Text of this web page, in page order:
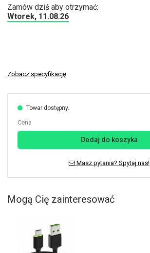
Zamów dziś aby otrzymać:
Wtorek, 11.08.26
Zobacz specyfikację
Towar dostępny.
Cena
Dodaj do koszyka
Masz pytania? Spytaj nas!
Mogą Cię zainteresować